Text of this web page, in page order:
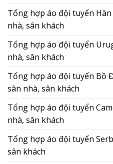
Tổng hợp áo đội tuyển Hàn
nhà, sân khách
Tổng hợp áo đội tuyển
nhà, sân khách
Tổng hợp áo đội tuyển Bồ
sân nhà, sân khách
Tổng hợp áo đội tuyển
nhà, sân khách
Tổng hợp áo đội tuyển
sân khách